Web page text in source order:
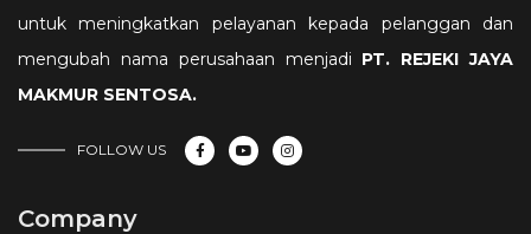
untuk meningkatkan pelayanan kepada pelanggan dan
mengubah nama perusahaan menjadi PT. REJEKI JAYA
MAKMUR SENTOSA.
FOLLOW US
Company